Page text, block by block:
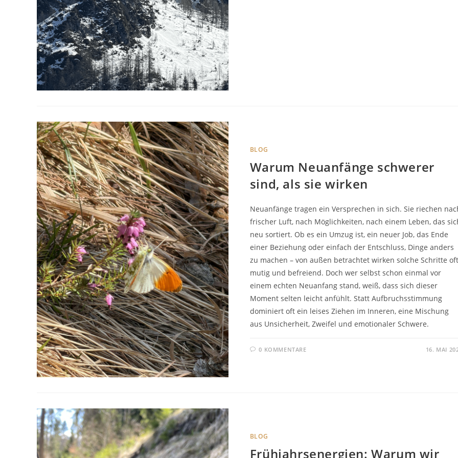
BLOG
Warum Neuanfänge schwerer
sind, als sie wirken
Neuanfänge tragen ein Versprechen in sich. Sie riechen
frischer Luft, nach Möglichkeiten, nach einem Leben, das
neu sortiert. Ob es ein Umzug ist, ein neuer Job, das Ende
einer Beziehung oder einfach der Entschluss, Dinge anders
zu machen – von außen betrachtet wirken solche Schritte oft
mutig und befreiend. Doch wer selbst schon einmal vor
einem echten Neuanfang stand, weiß, dass sich dieser
Moment selten leicht anfühlt. Statt Aufbruchsstimmung
dominiert oft ein leises Ziehen im Inneren, eine Mischung
aus Unsicherheit, Zweifel und emotionaler Schwere.
0 KOMMENTARE 16. MAI
BLOG
Frühjahrsenergien: Warum wir